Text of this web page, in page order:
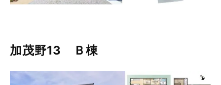
加茂野13 Ｂ棟